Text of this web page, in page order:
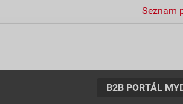
Seznam
B2B PORTÁL